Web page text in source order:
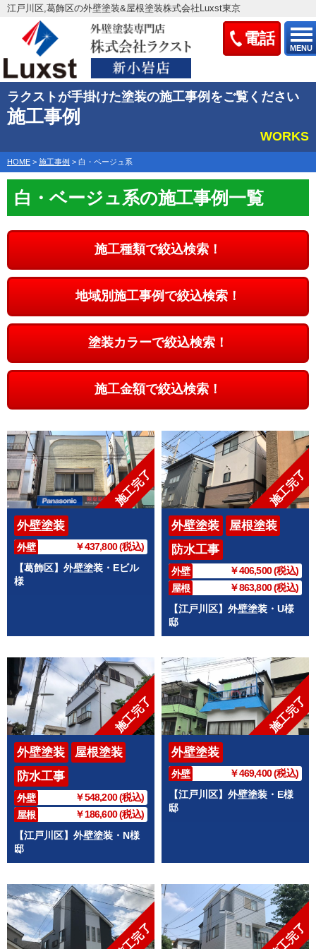
電話
MENU
江戸川区,葛飾区の外壁塗装&屋根塗装株式会社Luxst東京
ラクストが手掛けた塗装の施工事例をご覧ください
施工事例
WORKS
HOME > 施工事例 > 白・ベージュ系
白・ベージュ系の施工事例一覧
施工種類で絞込検索！
地域別施工事例で絞込検索！
塗装カラーで絞込検索！
施工金額で絞込検索！
施工完了
外壁塗装
外壁
￥437,800 (税込)
【葛飾区】外壁塗装・Eビル
様
施工完了
外壁塗装
屋根塗装
防水工事
外壁
￥406,500 (税込)
屋根
￥863,800 (税込)
【江戸川区】外壁塗装・U様
邸
施工完了
外壁塗装
屋根塗装
防水工事
外壁
￥548,200 (税込)
屋根
￥186,600 (税込)
【江戸川区】外壁塗装・N様
邸
施工完了
外壁塗装
外壁
￥469,400 (税込)
【江戸川区】外壁塗装・E様
邸
施工完了 施工完了